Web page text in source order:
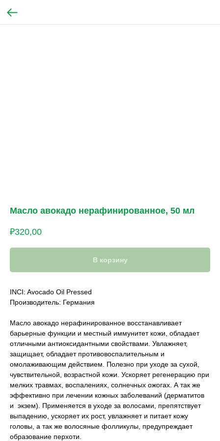
Масло авокадо нерафинированное, 50 мл
₽320,00
В корзину
INCI: Avocado Oil Pressed
Производитель: Германия
Масло авокадо нерафинированное восстанавливает
барьерные функции и местный иммунитет кожи, обладает
отличными антиоксидантными свойствами. Увлажняет,
защищает, обладает противовоспалительным и
омолаживающим действием. Полезно при уходе за сухой,
чувствительной, возрастной кожи. Ускоряет регенерацию при
мелких травмах, воспалениях, солнечных ожогах. А так же
эффективно при лечении кожных заболеваний (дерматитов
и экзем). Применяется в уходе за волосами, препятствует
выпадению, ускоряет их рост, увлажняет и питает кожу
головы, а так же волосяные фолликулы, предупреждает
образование перхоти.